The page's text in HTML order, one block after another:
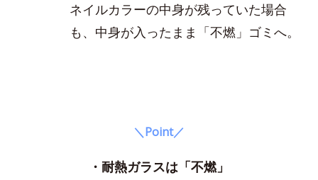
ネイルカラーの中身が残っていた場合
も、中身が入ったまま「不燃」ゴミへ。
＼Point／
・耐熱ガラスは「不燃」